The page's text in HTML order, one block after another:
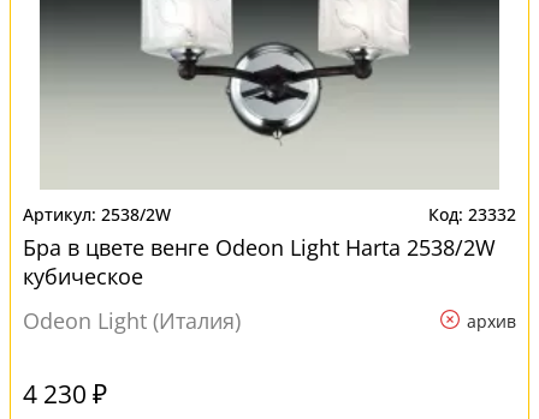
2538/2W 23332
Бра в цвете венге Odeon Light Harta 2538/2W
кубическое
Odeon Light (Италия)
архив
4 230 ₽